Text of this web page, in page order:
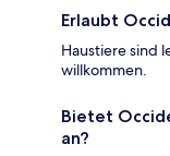
Erlaubt
Haustiere sind
willkommen.
Bietet
an?